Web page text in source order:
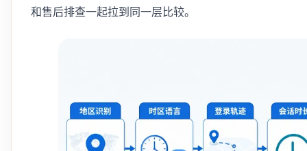
和售后排查一起拉到同一层比较。